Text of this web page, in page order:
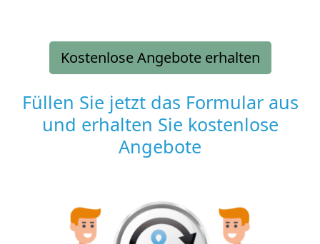
Kostenlose Angebote erhalten
Füllen Sie jetzt das Formular aus
und erhalten Sie kostenlose
Angebote